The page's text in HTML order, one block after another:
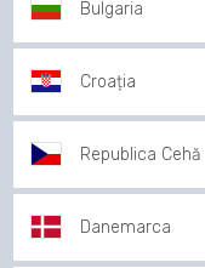
Bulgaria
Croația
Republica Cehă
Danemarca